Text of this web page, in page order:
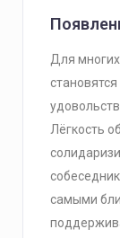
Для
Лёгкость
самыми